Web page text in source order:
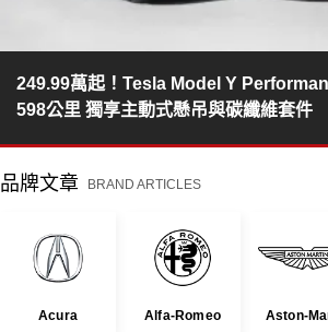
249.99萬起！Tesla Model Y
598公里 獨享主動式懸吊與碳纖維套件
品牌文章 BRAND ARTICLES
Acura Alfa-Romeo Aston-